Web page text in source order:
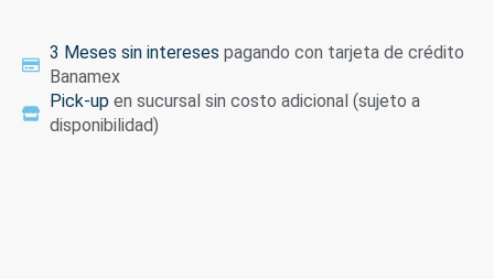
3 Meses sin intereses pagando con tarjeta de crédito
Banamex
Pick-up en sucursal sin costo adicional (sujeto a
disponibilidad)